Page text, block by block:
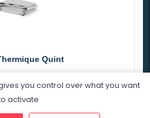
Quint
idéale pour le sport et le plein air.
you control over what you want
activate